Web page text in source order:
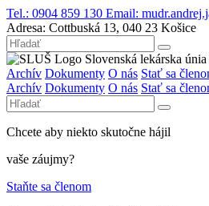
Tel.: 0904 859 130 Email:
Adresa: Cottbuská 13, 040 23 Košice
Slovenská lekárska
Archív Dokumenty O nás Stať sa
Archív Dokumenty O nás Stať sa
Chcete aby niekto skutočne hájil
vaše záujmy?
Staňte sa členom